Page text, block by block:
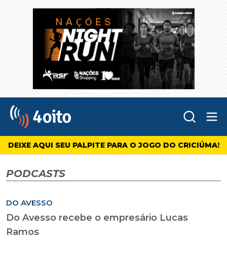
4oito
DEIXE AQUI SEU PALPITE PARA O JOGO DO CRICIÚMA!
PODCASTS
DO AVESSO
Do Avesso recebe o empresário Lucas
Ramos